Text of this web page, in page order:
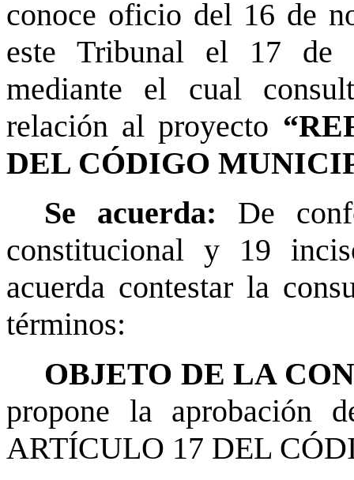
conoce oficio del 16 de
este Tribunal el 17 de
mediante el cual
relación al proyecto
DEL CÓDIGO
Se acuerda: De
constitucional y 19
acuerda contestar la
términos:
OBJETO DE LA
propone la aprobación
ARTÍCULO 17 DEL